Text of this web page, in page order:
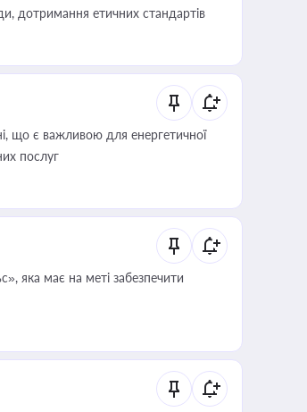
дотримання етичних стандартів
що є важливою для енергетичної
послуг
яка має на меті забезпечити